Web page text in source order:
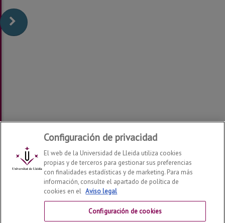
Cátedra y Centro de Excelencia Jean Monnet
Telf: +34 973 703 285
Configuración de privacidad
El web de la Universidad de Lleida utiliza cookies
propias y de terceros para gestionar sus preferencias
con finalidades estadísticas y de marketing. Para más
información, consulte el apartado de política de
cookies en el Aviso legal
Configuración de cookies